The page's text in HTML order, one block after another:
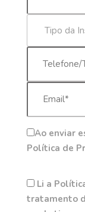
Ao enviar
Política de
Li a
tratamento